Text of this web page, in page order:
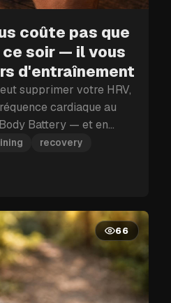
coûte pas que
soir — il vous
d'entraînement
supprimer votre HRV,
cardiaque au
Battery — et en
ce coup porté à la
coûter plus qu'une
recovery
66